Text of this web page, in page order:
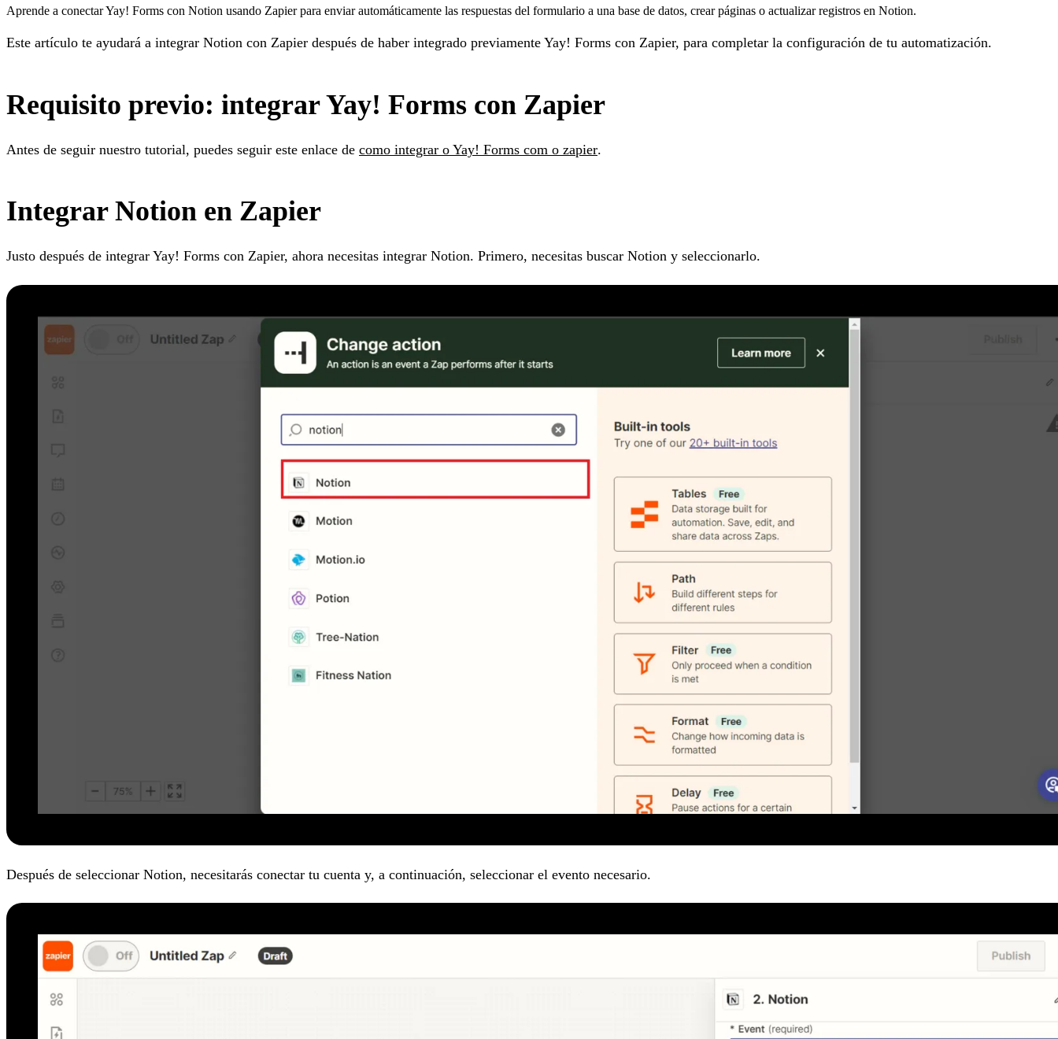
Aprende a conectar Yay! Forms con Notion usando Zapier para enviar automáticamente las respuestas del formulario a una base de datos, crear páginas o actualizar registros en Notion.
Este artículo te ayudará a integrar Notion con Zapier después de haber integrado previamente Yay! Forms con Zapier, para completar la configuración de tu automatización.
Requisito previo: integrar Yay! Forms con Zapier
Antes de seguir nuestro tutorial, puedes seguir este enlace de como integrar o Yay! Forms com o zapier.
Integrar Notion en Zapier
Justo después de integrar Yay! Forms con Zapier, ahora necesitas integrar Notion. Primero, necesitas buscar Notion y seleccionarlo.
Después de seleccionar Notion, necesitarás conectar tu cuenta y, a continuación, seleccionar el evento necesario.